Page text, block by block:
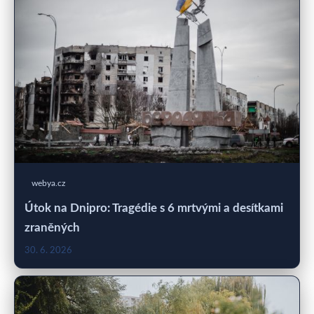
webya.cz
Útok na Dnipro: Tragédie s 6 mrtvými a desítkami
zraněných
30. 6. 2026